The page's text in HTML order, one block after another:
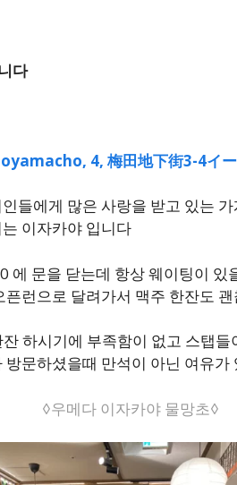
다
4, 梅田地下街3-4イ
들에게 많은 사랑을 받고 있는
이자카야 입니다
에 문을 닫는데 항상 웨이팅이 있
런으로 달려가서 맥주 한잔도
하시기에 부족함이 없고 스탭
문하셨을때 만석이 아닌 여유
◊우메다 이자카야 물망초◊